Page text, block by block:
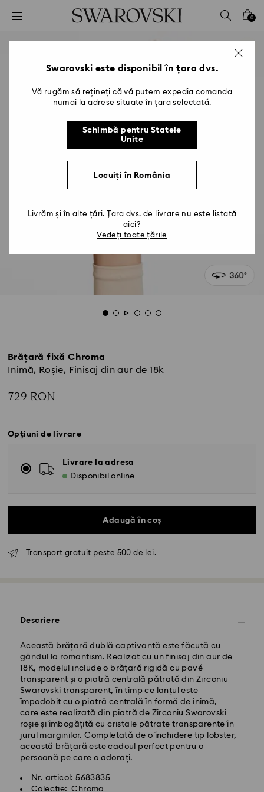
Accesskeys list
2 - Subsol
0
Brățară fixă Chroma
Inimă, Roșie, Finisaj din aur de 18k
729 RON
Opțiuni de livrare
Livrare la adresa
Disponibil online
Adaugă în coș
Transport gratuit peste 500 de lei.
Descriere
Această brățară dublă captivantă este făcută cu
gândul la romantism. Realizat cu un finisaj din aur de
18K, modelul include o brățară rigidă cu pavé
transparent și o piatră centrală pătrată din Zirconiu
Swarovski transparent, în timp ce lanțul este
împodobit cu o piatră centrală în formă de inimă,
care este realizată din piatră de Zirconiu Swarovski
roșie și îmbogățită cu cristale pătrate transparente în
jurul marginilor. Completată de o închidere tip lobster,
această brățară este cadoul perfect pentru o
persoană pe care o adorați.
Nr. articol: 5683835
Colecție: Chroma
Comenzile plasate de luni până vineri până la ora
10:00 CET vor fi procesate și expediate în aceeași zi
lucrătoare.
Termen de livrare standard: 4 zile lucrătoare după
procesare și expediere
Costul de expediere standard: RON 30
Livrare standard gratuită peste: RON 500
Swarovski este disponibil în țara dvs.
Vă rugăm să rețineți că vă putem expedia comanda
numai la adrese situate în țara selectată.
Schimbă pentru Statele
Unite
Locuiți în România
Livrăm și în alte țări. Țara dvs. de livrare nu este listată
aici?
Vedeți toate țările